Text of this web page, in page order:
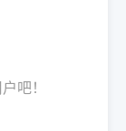
吧！